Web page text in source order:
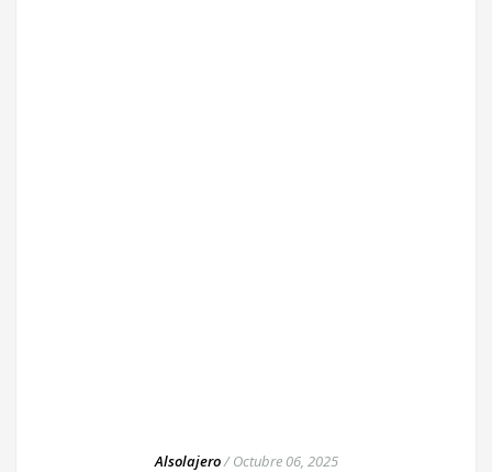
Alsolajero/Octubre 06, 2025